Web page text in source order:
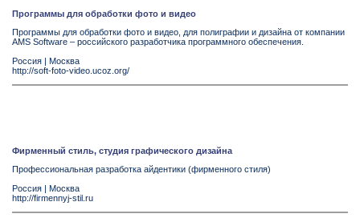
Программы для обработки фото и видео
Программы для обработки фото и видео, для полиграфии и дизайна от компании
AMS Software – российского разработчика программного обеспечения.
Россия | Москва
http://soft-foto-video.ucoz.org/
Фирменный стиль, студия графического дизайна
Профессиональная разработка айдентики (фирменного стиля)
Россия | Москва
http://firmennyj-stil.ru